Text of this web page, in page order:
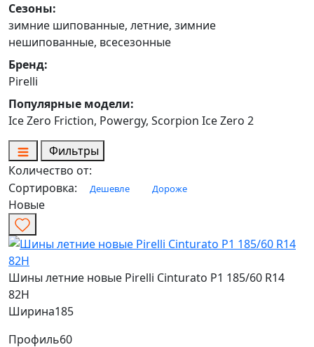
Сезоны:
зимние шипованные, летние, зимние
нешипованные, всесезонные
Бренд:
Pirelli
Популярные модели:
Ice Zero Friction, Powergy, Scorpion Ice Zero 2
Фильтры
Количество от:
Сортировка:
Дешевле Дороже
Новые
Шины летние новые Pirelli Cinturato P1 185/60 R14
82H
Ширина185
Профиль60